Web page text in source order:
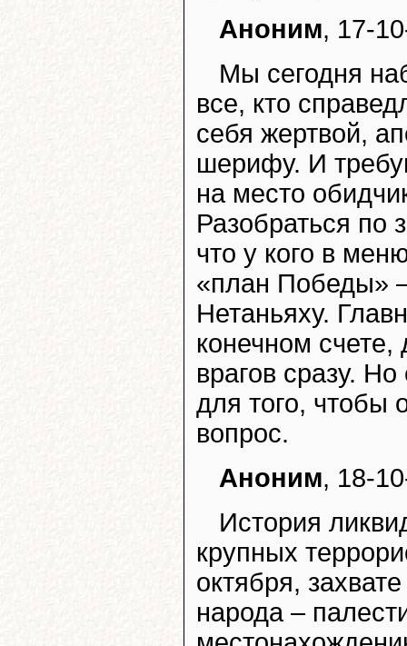
Аноним, 17-
Мы сегодня
все, кто
себя жертвой,
шерифу. И
на место
Разобраться по
что у кого в
«план Победы»
Нетаньяху.
конечном
врагов сразу.
для того, чтобы
вопрос.
Аноним, 18-
История
крупных
октября,
народа –